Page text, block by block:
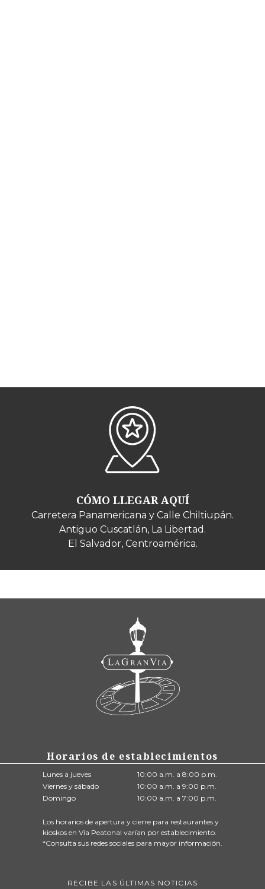
CÓMO LLEGAR AQUÍ
Carretera Panamericana y Calle Chiltiupán.
Antiguo Cuscatlán, La Libertad.
El Salvador, Centroamérica.
Horarios de establecimientos
Lunes a jueves
10:00 a.m. a 8:00 p.m.
Viernes y sábado
10:00 a.m. a 9:00 p.m.
Domingo
10:00 a.m. a 7:00 p.m.
Los horarios de apertura y cierre para restaurantes y
kioskos en Vía Peatonal varían por establecimiento.
*Consulta sus redes sociales para mayor información.
RECIBE LAS ÚLTIMAS NOTICIAS